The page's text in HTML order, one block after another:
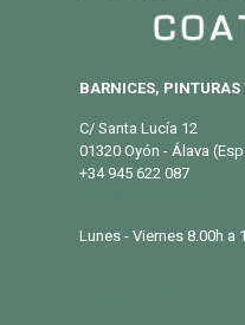
BARNICES, PINTURAS
C/ Santa Lucía 12
01320 Oyón - Álava
+34 945 622 087
Lunes - Viernes 8.00h a